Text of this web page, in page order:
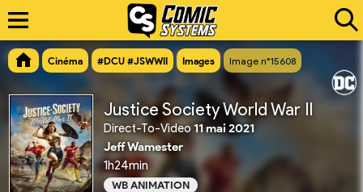
Cinéma #DCU #JSWWII Images Image n°15608
Justice Society World War II
Direct-To-Video11 mai 2021
Jeff Wamester
1h24min
WB ANIMATION